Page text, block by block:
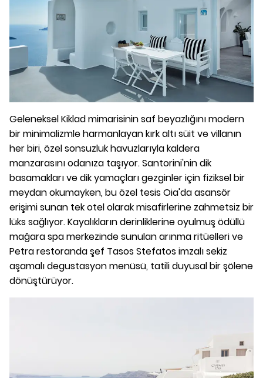
Geleneksel Kiklad mimarisinin saf beyazlığını modern
bir minimalizmle harmanlayan kırk altı süit ve villanın
her biri, özel sonsuzluk havuzlarıyla kaldera
manzarasını odanıza taşıyor. Santorini'nin dik
basamakları ve dik yamaçları gezginler için fiziksel bir
meydan okumayken, bu özel tesis Oia'da asansör
erişimi sunan tek otel olarak misafirlerine zahmetsiz bir
lüks sağlıyor. Kayalıkların derinliklerine oyulmuş ödüllü
mağara spa merkezinde sunulan arınma ritüelleri ve
Petra restoranda şef Tasos Stefatos imzalı sekiz
aşamalı degustasyon menüsü, tatili duyusal bir şölene
dönüştürüyor.